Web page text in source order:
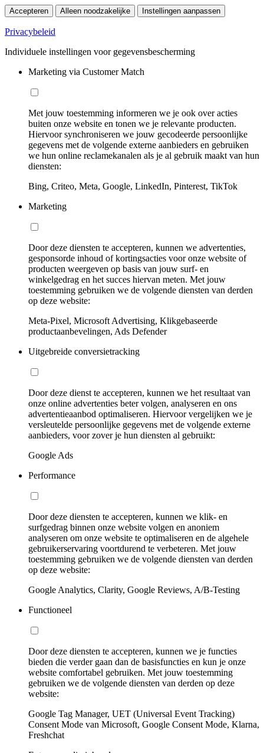
Accepteren Alleen noodzakelijke Instellingen aanpassen
Privacybeleid
Individuele instellingen voor gegevensbescherming
Marketing via Customer Match
Met jouw toestemming informeren we je ook over acties
buiten onze website en tonen we je relevante producten.
Hiervoor synchroniseren we jouw gecodeerde persoonlijke
gegevens met de volgende externe aanbieders en gebruiken
we hun online reclamekanalen als je al gebruik maakt van hun
diensten:
Bing, Criteo, Meta, Google, LinkedIn, Pinterest, TikTok
Marketing
Door deze diensten te accepteren, kunnen we advertenties,
gesponsorde inhoud of kortingsacties voor onze website of
producten weergeven op basis van jouw surf- en
winkelgedrag en het succes hiervan meten. Met jouw
toestemming gebruiken we de volgende diensten van derden
op deze website:
Meta-Pixel, Microsoft Advertising, Klikgebaseerde
productaanbevelingen, Ads Defender
Uitgebreide conversietracking
Door deze dienst te accepteren, kunnen we het resultaat van
onze online advertenties beter volgen, analyseren en ons
advertentieaanbod optimaliseren. Hiervoor vergelijken we je
versleutelde persoonlijke gegevens met de volgende externe
aanbieders, voor zover je hun diensten al gebruikt:
Google Ads
Performance
Door deze diensten te accepteren, kunnen we klik- en
surfgedrag binnen onze website volgen en anoniem
analyseren om onze website te optimaliseren en de algehele
gebruikerservaring voortdurend te verbeteren. Met jouw
toestemming gebruiken we de volgende diensten van derden
op deze website:
Google Analytics, Clarity, Google Reviews, A/B-Testing
Functioneel
Door deze diensten te accepteren, kunnen we je functies
bieden die verder gaan dan de basisfuncties en kun je onze
website comfortabel gebruiken. Met jouw toestemming
gebruiken we de volgende diensten van derden op deze
website:
Google Tag Manager, UET (Universal Event Tracking)
Consent Mode van Microsoft, Google Consent Mode, Klarna,
Freshchat